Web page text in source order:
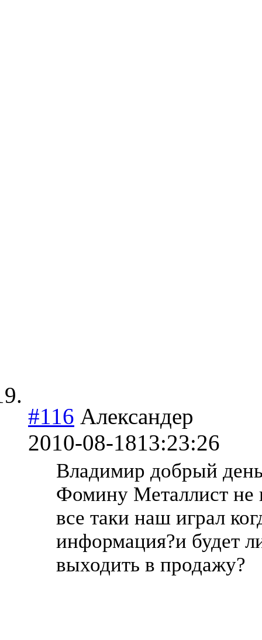
#116 Александер
2010-08-1813:23:26
Владимир добрый
Фомину Металлист не
все таки наш играл
информация?и будет
выходить в продажу?